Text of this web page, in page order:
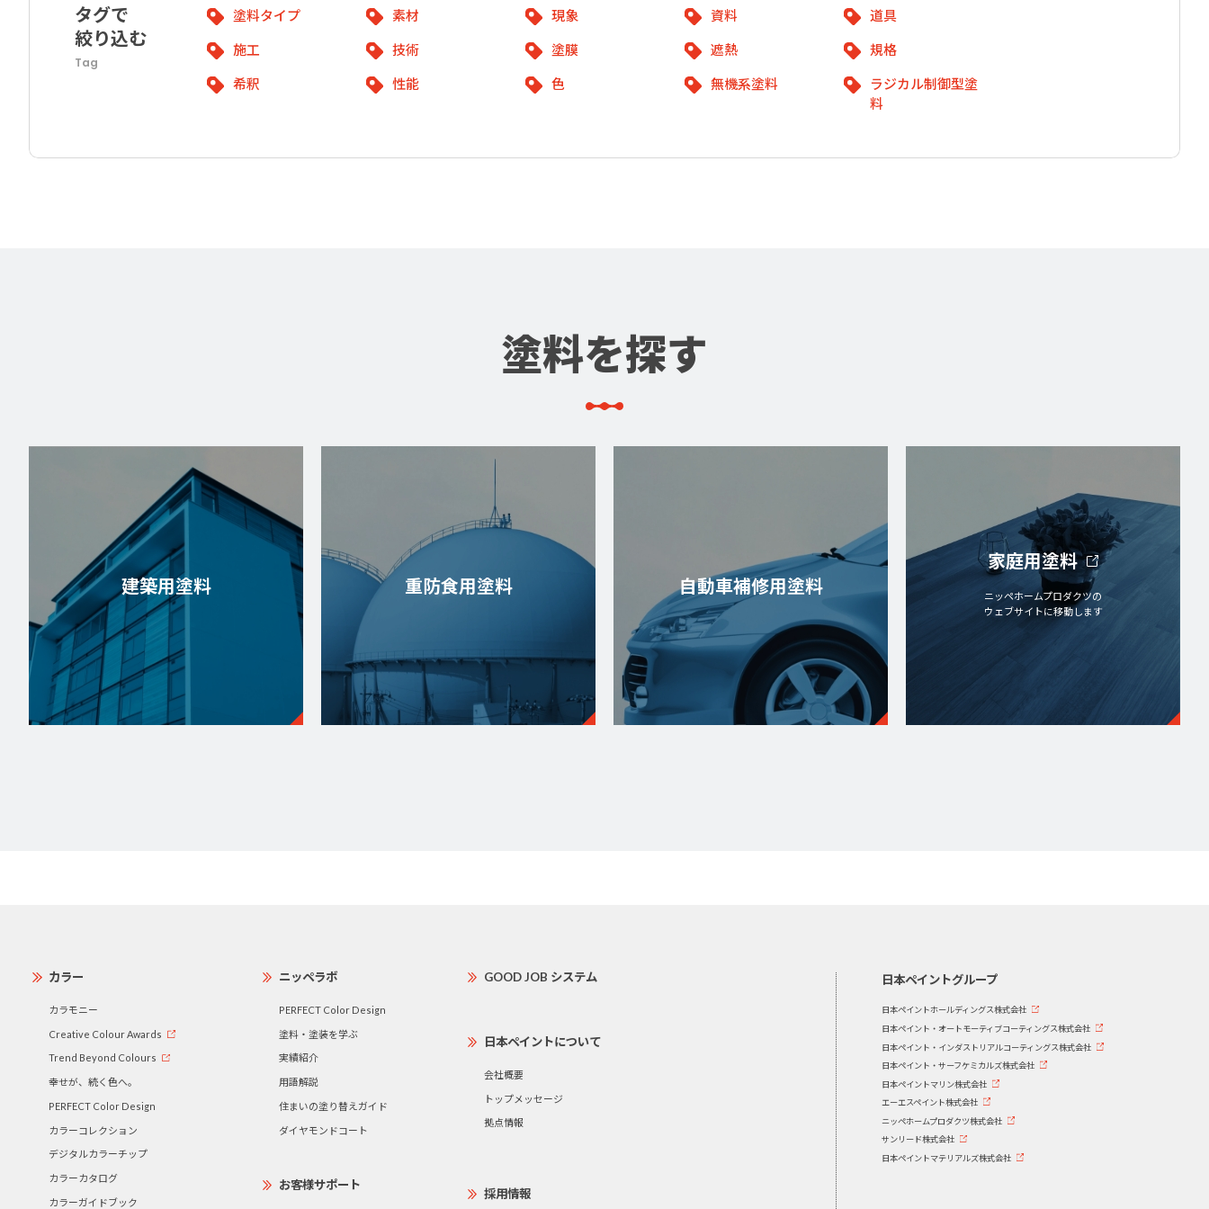
タグで
絞り込む
Tag
塗料タイプ 素材 現象 資料 道具
施工 技術 塗膜 遮熱 規格
希釈 性能 色 無機系塗料
ラジカル制御型塗
料
塗料を探す
建築用塗料 重防食用塗料 自動車補修用塗料
家庭用塗料
ニッペホームプロダクツの
ウェブサイトに移動します
カラー
カラモニー
Creative Colour Awards
Trend Beyond Colours
幸せが、続く色へ。
PERFECT Color Design
カラーコレクション
デジタルカラーチップ
カラーカタログ
カラーガイドブック
ニッペラボ
PERFECT Color Design
塗料・塗装を学ぶ
実績紹介
用語解説
住まいの塗り替えガイド
ダイヤモンドコート
お客様サポート
GOOD JOB システム
日本ペイントについて
会社概要
トップメッセージ
拠点情報
採用情報
日本ペイントグループ
日本ペイントホールディングス株式会社
日本ペイント・オートモーティブコーティングス株式会社
日本ペイント・インダストリアルコーティングス株式会社
日本ペイント・サーフケミカルズ株式会社
日本ペイントマリン株式会社
エーエスペイント株式会社
ニッペホームプロダクツ株式会社
サンリード株式会社
日本ペイントマテリアルズ株式会社